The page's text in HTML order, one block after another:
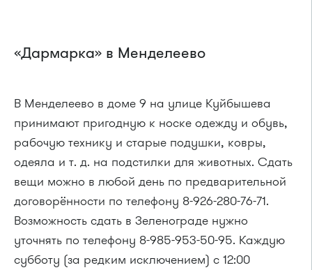
«Дармарка» в Менделеево
В Менделеево в доме 9 на улице Куйбышева
принимают пригодную к носке одежду и обувь,
рабочую технику и старые подушки, ковры,
одеяла и т. д. на подстилки для животных. Сдать
вещи можно в любой день по предварительной
договорённости по телефону 8-926-280-76-71.
Возможность сдать в Зеленограде нужно
уточнять по телефону 8-985-953-50-95. Каждую
субботу (за редким исключением) с 12:00